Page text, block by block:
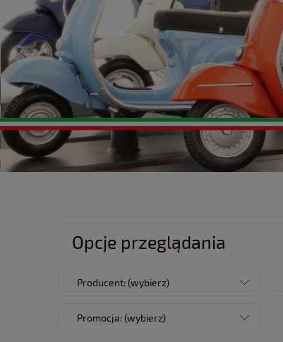
Opcje przeglądania
Producent: (wybierz)
Promocja: (wybierz)